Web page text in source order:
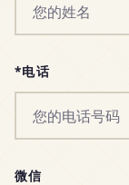
*电话
微信